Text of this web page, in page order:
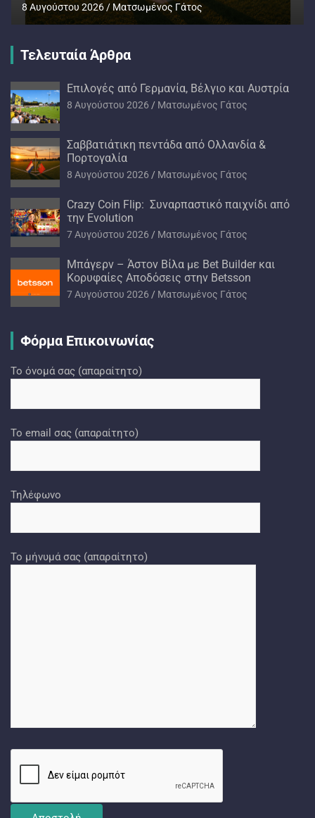
8 Αυγούστου 2026 Ματσωμένος Γάτος
Τελευταία Άρθρα
Επιλογές από Γερμανία, Βέλγιο και Αυστρία
8 Αυγούστου 2026 Ματσωμένος Γάτος
Σαββατιάτικη πεντάδα από Ολλανδία &
Πορτογαλία
8 Αυγούστου 2026 Ματσωμένος Γάτος
Crazy Coin Flip: Συναρπαστικό παιχνίδι από
την Evolution
7 Αυγούστου 2026 Ματσωμένος Γάτος
Μπάγερν – Άστον Βίλα με Bet Builder και
Κορυφαίες Αποδόσεις στην Betsson
7 Αυγούστου 2026 Ματσωμένος Γάτος
Φόρμα Επικοινωνίας
Το όνομά σας (απαραίτητο)
Το email σας (απαραίτητο)
Τηλέφωνο
Το μήνυμά σας (απαραίτητο)